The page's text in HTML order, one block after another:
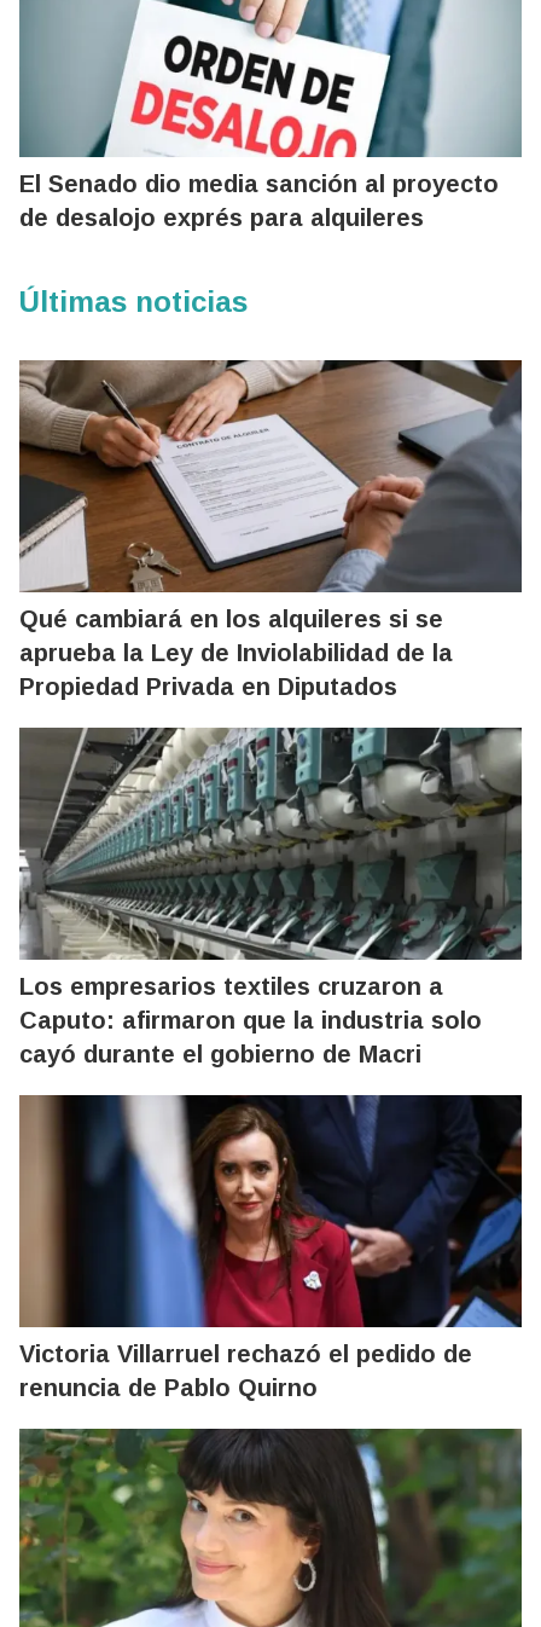
El Senado dio media sanción al proyecto
de desalojo exprés para alquileres
Últimas noticias
Qué cambiará en los alquileres si se
aprueba la Ley de Inviolabilidad de la
Propiedad Privada en Diputados
Los empresarios textiles cruzaron a
Caputo: afirmaron que la industria solo
cayó durante el gobierno de Macri
Victoria Villarruel rechazó el pedido de
renuncia de Pablo Quirno